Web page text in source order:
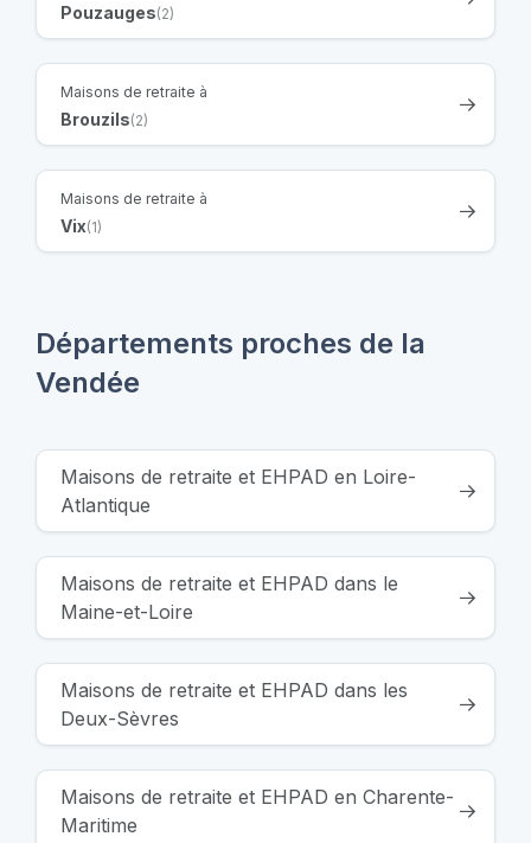
Pouzauges(2)
Maisons de retraite à
Brouzils(2)
Maisons de retraite à
Vix(1)
Départements proches de la
Vendée
Maisons de retraite et EHPAD en Loire-
Atlantique
Maisons de retraite et EHPAD dans le
Maine-et-Loire
Maisons de retraite et EHPAD dans les
Deux-Sèvres
Maisons de retraite et EHPAD en Charente-
Maritime